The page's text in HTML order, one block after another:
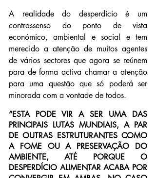
A realidade do desperdício é um
contrassenso do ponto de vista
económico, ambiental e social e tem
merecido a atenção de muitos agentes
de vários sectores que agora se reúnem
para de forma activa chamar a atenção
para uma questão que só poderá ser
minorada com a vontade de todos.
“ESTA PODE VIR A SER UMA DAS
PRINCIPAIS LUTAS MUNDIAIS, A PAR
DE OUTRAS ESTRUTURANTES COMO
A FOME OU A PRESERVAÇÃO DO
AMBIENTE, ATÉ PORQUE O
DESPERDÍCIO ALIMENTAR ACABA POR